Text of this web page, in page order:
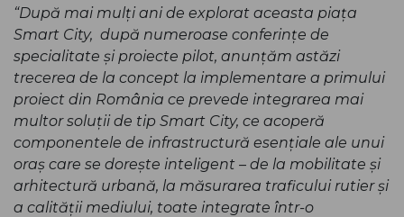
“După mai mulți ani de explorat aceasta piața
Smart City, după numeroase conferințe de
specialitate și proiecte pilot, anunțăm astăzi
trecerea de la concept la implementare a primului
proiect din România ce prevede integrarea mai
multor soluții de tip Smart City, ce acoperă
componentele de infrastructură esențiale ale unui
oraș care se dorește inteligent – de la mobilitate și
arhitectură urbană, la măsurarea traficului rutier și
a calității mediului, toate integrate într-o